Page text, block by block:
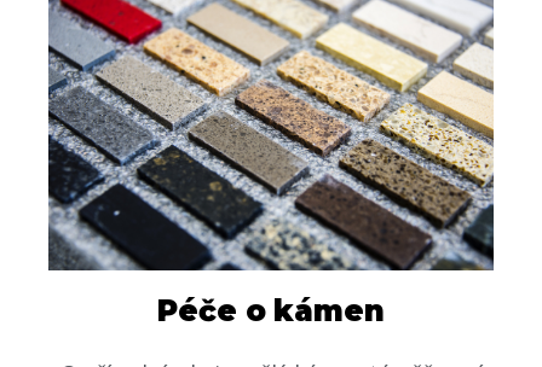
Péče o kámen